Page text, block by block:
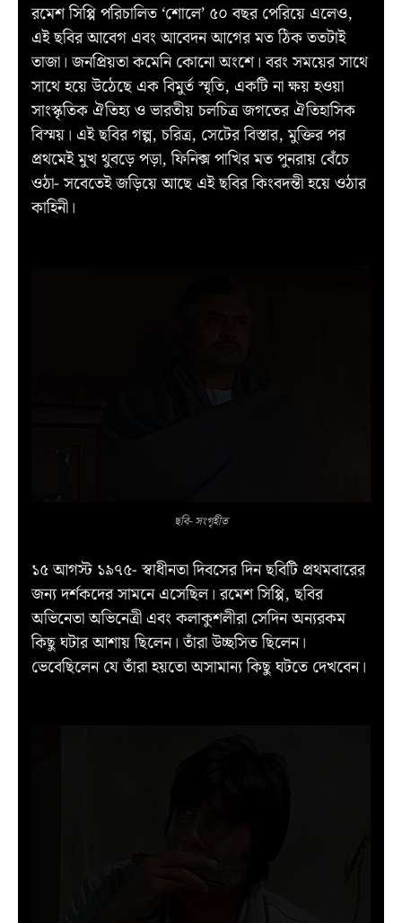
রমেশ সিপ্পি পরিচালিত ‘শোলে’ ৫০ বছর পেরিয়ে এলেও,
এই ছবির আবেগ এবং আবেদন আগের মত ঠিক ততটাই
তাজা। জনপ্রিয়তা কমেনি কোনো অংশে। বরং সময়ের সাথে
সাথে হয়ে উঠেছে এক বিমুর্ত স্মৃতি, একটি না ক্ষয় হওয়া
সাংস্কৃতিক ঐতিহ্য ও ভারতীয় চলচিত্র জগতের ঐতিহাসিক
বিস্ময়। এই ছবির গল্প, চরিত্র, সেটের বিস্তার, মুক্তির পর
প্রথমেই মুখ থুবড়ে পড়া, ফিনিক্স পাখির মত পুনরায় বেঁচে
ওঠা- সবেতেই জড়িয়ে আছে এই ছবির কিংবদন্তী হয়ে ওঠার
কাহিনী।
ছবি- সংগৃহীত
১৫ আগস্ট ১৯৭৫- স্বাধীনতা দিবসের দিন ছবিটি প্রথমবারের
জন্য দর্শকদের সামনে এসেছিল। রমেশ সিপ্পি, ছবির
অভিনেতা অভিনেত্রী এবং কলাকুশলীরা সেদিন অন্যরকম
কিছু ঘটার আশায় ছিলেন। তাঁরা উচ্ছসিত ছিলেন।
ভেবেছিলেন যে তাঁরা হয়তো অসামান্য কিছু ঘটতে দেখবেন।